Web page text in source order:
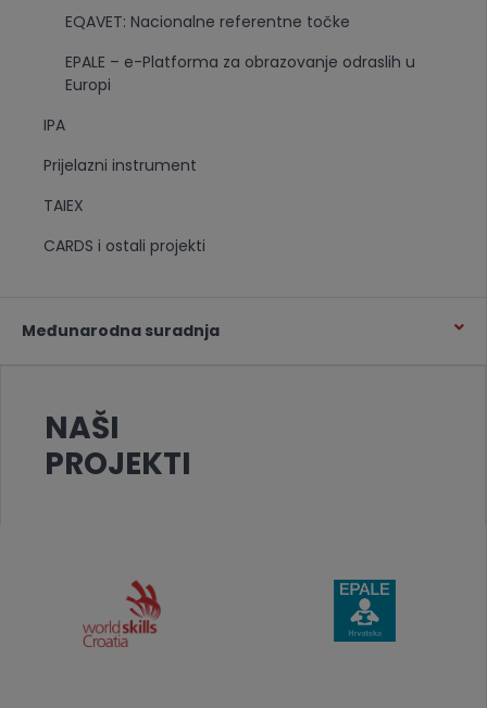
EQAVET: Nacionalne referentne točke
EPALE – e-Platforma za obrazovanje odraslih u
Europi
IPA
Prijelazni instrument
TAIEX
CARDS i ostali projekti
Međunarodna suradnja
NAŠI
PROJEKTI